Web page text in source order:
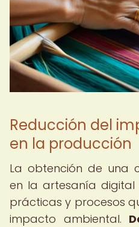
Reducción del
en la producción
La obtención de una
en la artesanía digital
prácticas y procesos
impacto ambiental.